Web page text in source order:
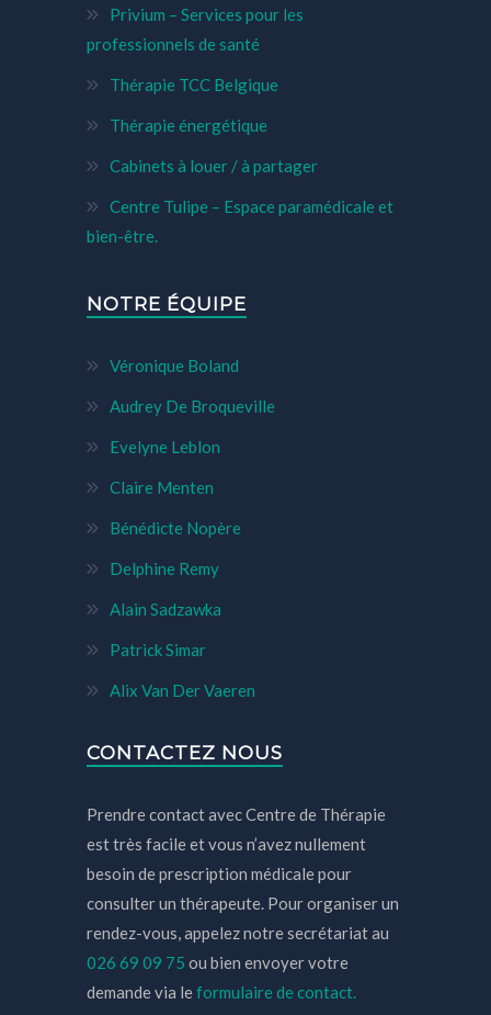
Privium – Services pour les
professionnels de santé
Thérapie TCC Belgique
Thérapie énergétique
Cabinets à louer / à partager
Centre Tulipe – Espace paramédicale et
bien-être.
NOTRE ÉQUIPE
Véronique Boland
Audrey De Broqueville
Evelyne Leblon
Claire Menten
Bénédicte Nopère
Delphine Remy
Alain Sadzawka
Patrick Simar
Alix Van Der Vaeren
CONTACTEZ NOUS
Prendre contact avec Centre de Thérapie
est très facile et vous n’avez nullement
besoin de prescription médicale pour
consulter un thérapeute. Pour organiser un
rendez-vous, appelez notre secrétariat au
026 69 09 75 ou bien envoyer votre
demande via leformulaire de contact.